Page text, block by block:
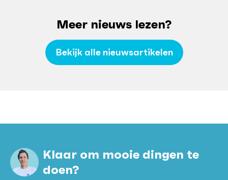
Meer nieuws lezen?
Bekijk alle nieuwsartikelen
Klaar om mooie dingen te
doen?